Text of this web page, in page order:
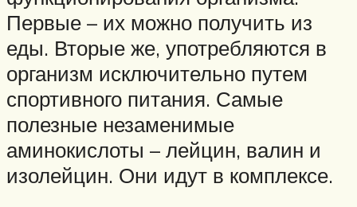
Первые – их можно получить из
еды. Вторые же, употребляются в
организм исключительно путем
спортивного питания. Самые
полезные незаменимые
аминокислоты – лейцин, валин и
изолейцин. Они идут в комплексе.